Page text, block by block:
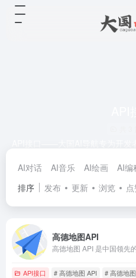
音频、视频、代码、地图、天气
限制、上下文长度、SDK、调
地，让 AI 成为你
AI对话 AI音乐 AI绘画 AI编
排序
发布 更新 浏览
高德地图API
API接口 # 高德地图 API # 高德地